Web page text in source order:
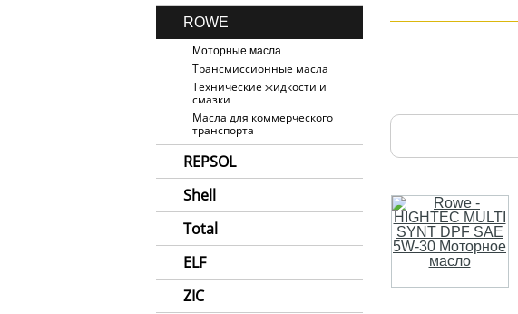
ROWE
Моторные масла
Трансмиссионные масла
Технические жидкости и
смазки
Масла для коммерческого
транспорта
REPSOL
Shell
Total
ELF
ZIC